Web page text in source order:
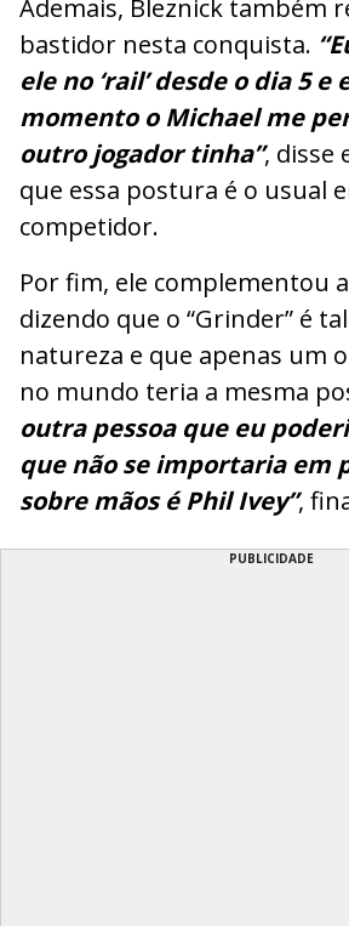
Ademais, Bleznick também
bastidor nesta conquista.
ele no ‘rail’ desde o dia 5
momento o Michael me
outro jogador tinha”, disse
que essa postura é o usual
competidor.
Por fim, ele complementou
dizendo que o “Grinder” é
natureza e que apenas um
no mundo teria a mesma
outra pessoa que eu
que não se importaria em
sobre mãos é Phil Ivey”,
PUBLICIDADE